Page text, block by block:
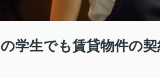
学生でも賃貸物件の